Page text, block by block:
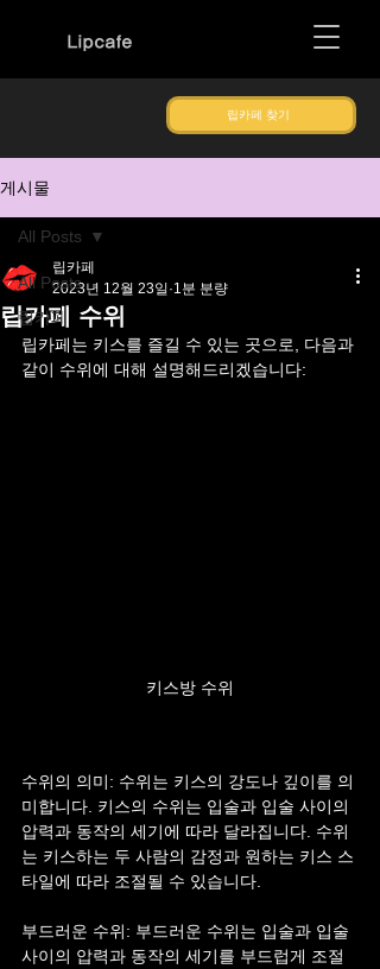
Lipcafe
립카페 찾기
게시물
All Posts
립카페
All Posts
립카페 수위
립카페
2023년 12월 23일 1분 분량
립카페는 키스를 즐길 수 있는 곳으로, 다음과
같이 수위에 대해 설명해드리겠습니다:
키스방 수위
수위의 의미: 수위는 키스의 강도나 깊이를 의
미합니다. 키스의 수위는 입술과 입술 사이의
압력과 동작의 세기에 따라 달라집니다. 수위
는 키스하는 두 사람의 감정과 원하는 키스 스
타일에 따라 조절될 수 있습니다.
부드러운 수위: 부드러운 수위는 입술과 입술
사이의 압력과 동작의 세기를 부드럽게 조절